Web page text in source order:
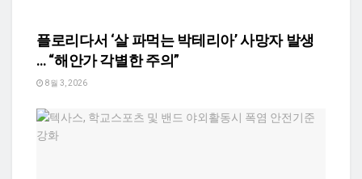
플로리다서 ‘살 파먹는 박테리아’ 사망자 발생
… “해안가 각별한 주의”
8월 3, 2026